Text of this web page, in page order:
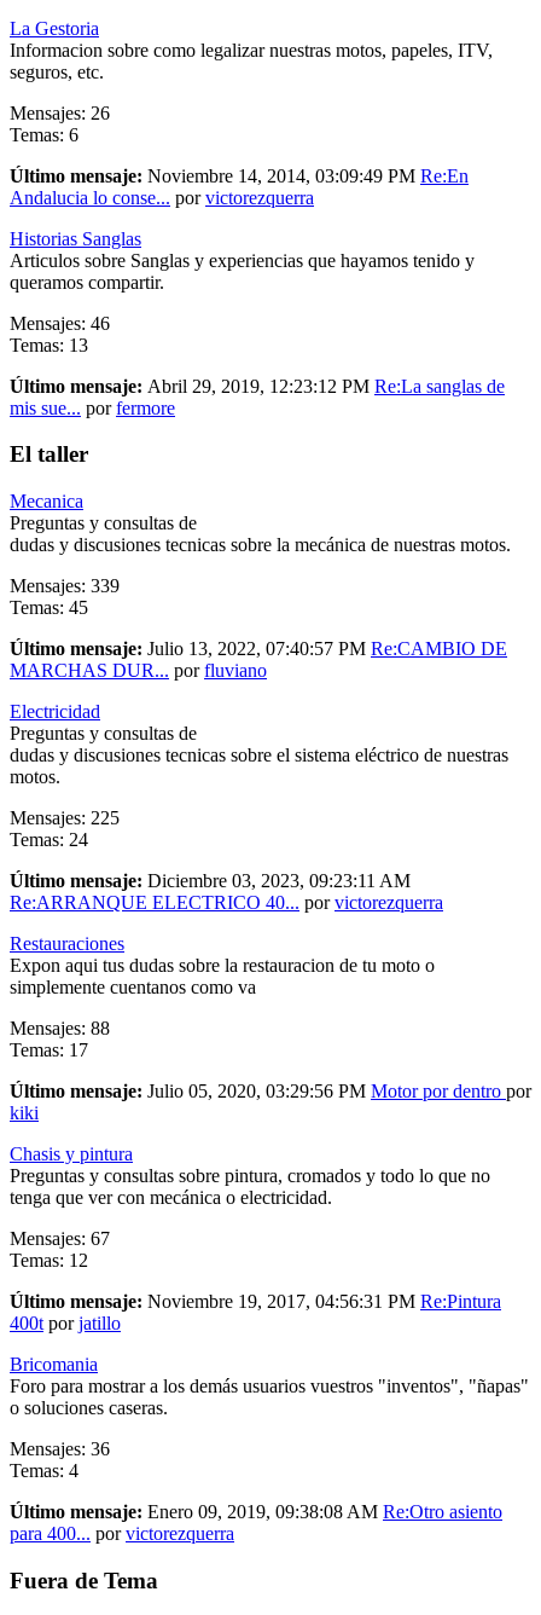
La Gestoria
Informacion sobre como legalizar nuestras motos, papeles, ITV,
seguros, etc.
Mensajes: 26
Temas: 6
Último mensaje: Noviembre 14, 2014, 03:09:49 PM Re:En
Andalucia lo conse... porvictorezquerra
Historias Sanglas
Articulos sobre Sanglas y experiencias que hayamos tenido y
queramos compartir.
Mensajes: 46
Temas: 13
Último mensaje: Abril 29, 2019, 12:23:12 PM Re:La sanglas de
mis sue... porfermore
El taller
Mecanica
Preguntas y consultas de
dudas y discusiones tecnicas sobre la mecánica de nuestras motos.
Mensajes: 339
Temas: 45
Último mensaje: Julio 13, 2022, 07:40:57 PM Re:CAMBIO DE
MARCHAS DUR... porfluviano
Electricidad
Preguntas y consultas de
dudas y discusiones tecnicas sobre el sistema eléctrico de nuestras
motos.
Mensajes: 225
Temas: 24
Último mensaje: Diciembre 03, 2023, 09:23:11 AM
Re:ARRANQUE ELECTRICO 40... porvictorezquerra
Restauraciones
Expon aqui tus dudas sobre la restauracion de tu moto o
simplemente cuentanos como va
Mensajes: 88
Temas: 17
Último mensaje: Julio 05, 2020, 03:29:56 PM Motor por dentro por
kiki
Chasis y pintura
Preguntas y consultas sobre pintura, cromados y todo lo que no
tenga que ver con mecánica o electricidad.
Mensajes: 67
Temas: 12
Último mensaje: Noviembre 19, 2017, 04:56:31 PM Re:Pintura
400t porjatillo
Bricomania
Foro para mostrar a los demás usuarios vuestros "inventos", "ñapas"
o soluciones caseras.
Mensajes: 36
Temas: 4
Último mensaje: Enero 09, 2019, 09:38:08 AM Re:Otro asiento
para 400... porvictorezquerra
Fuera de Tema